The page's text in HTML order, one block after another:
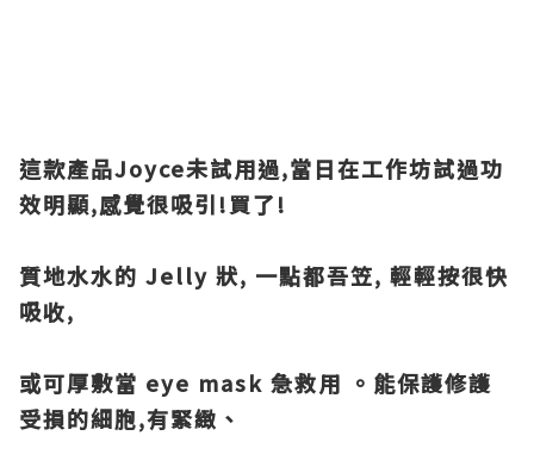
這款產品Joyce未試用過,當日在工作坊試過功
效明顯,感覺很吸引!買了!
質地水水的 Jelly 狀, 一點都吾笠, 輕輕按很快
吸收,
或可厚敷當 eye mask 急救用 。能保護修護
受損的細胞,有緊緻、